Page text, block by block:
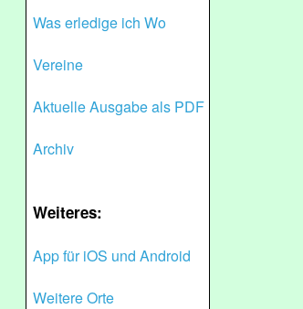
Was erledige ich Wo
Vereine
Aktuelle Ausgabe als PDF
Archiv
Weiteres:
App für iOS und Android
Weitere Orte